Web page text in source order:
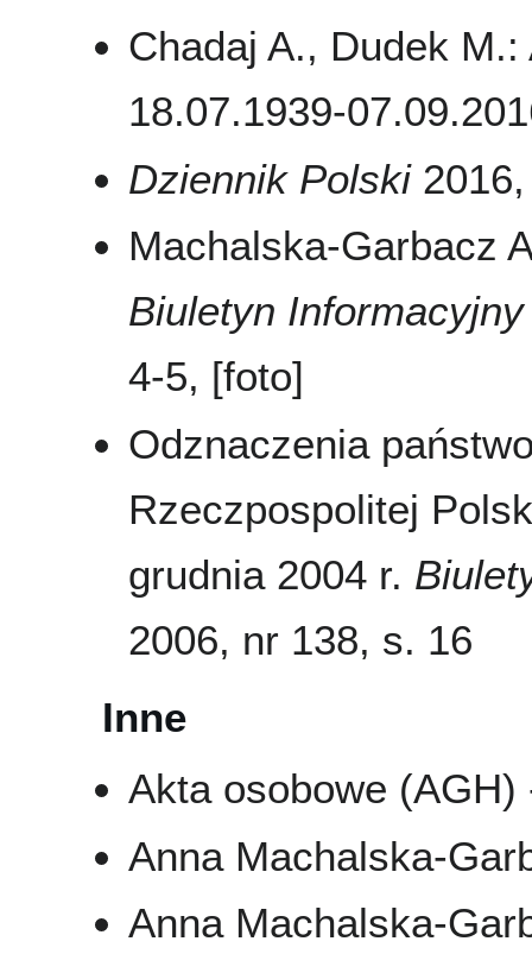
Chadaj A., Dudek
18.07.1939-
Dziennik Polski2016,
Machalska-Garbacz
Biuletyn
4-5, [foto]
Odznaczenia
Rzeczpospolitej
grudnia 2004 r.
2006, nr 138, s. 16
Inne
Akta osobowe
Anna Machalska-
Anna Machalska-